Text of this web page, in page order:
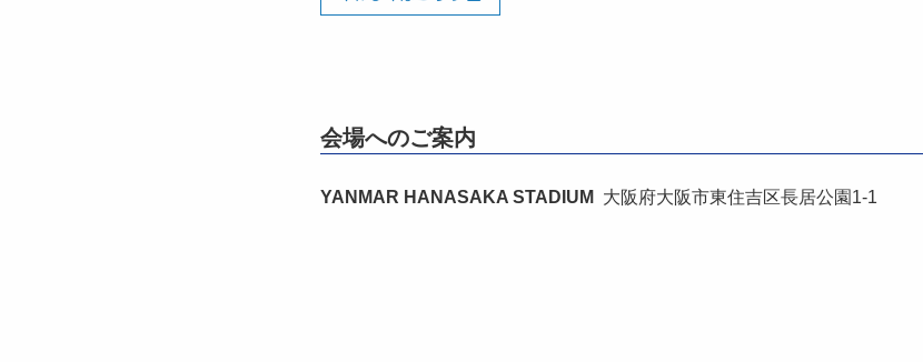
会場へのご案内
YANMAR HANASAKA STADIUM 大阪府大阪市東住吉区長居公園1-1